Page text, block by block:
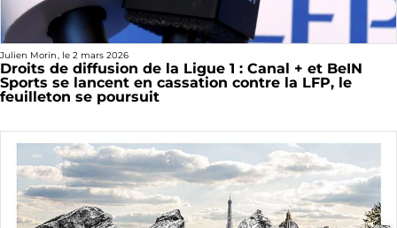
Julien Morin, le 2 mars 2026
Droits de diffusion de la Ligue 1 : Canal + et BeIN
Sports se lancent en cassation contre la LFP, le
feuilleton se poursuit